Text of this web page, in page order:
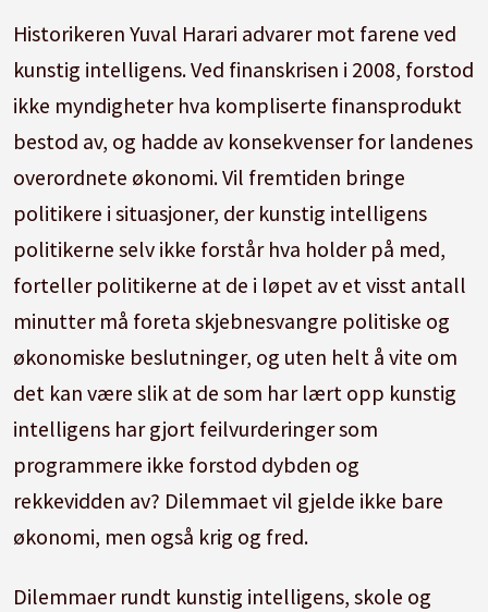
Historikeren Yuval Harari advarer mot farene ved
kunstig intelligens. Ved finanskrisen i 2008, forstod
ikke myndigheter hva kompliserte finansprodukt
bestod av, og hadde av konsekvenser for landenes
overordnete økonomi. Vil fremtiden bringe
politikere i situasjoner, der kunstig intelligens
politikerne selv ikke forstår hva holder på med,
forteller politikerne at de i løpet av et visst antall
minutter må foreta skjebnesvangre politiske og
økonomiske beslutninger, og uten helt å vite om
det kan være slik at de som har lært opp kunstig
intelligens har gjort feilvurderinger som
programmere ikke forstod dybden og
rekkevidden av? Dilemmaet vil gjelde ikke bare
økonomi, men også krig og fred.
Dilemmaer rundt kunstig intelligens, skole og